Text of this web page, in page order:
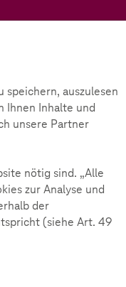
auszulesen
Ihnen Inhalte und
unsere Partner
nötig sind. „Alle
zur Analyse und
der
(siehe Art. 49